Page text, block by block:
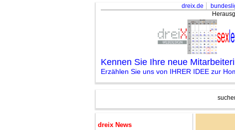
dreix.de
Kennen Sie Ihre neue
Erzählen Sie uns von IHRER IDEE zur
dreix News